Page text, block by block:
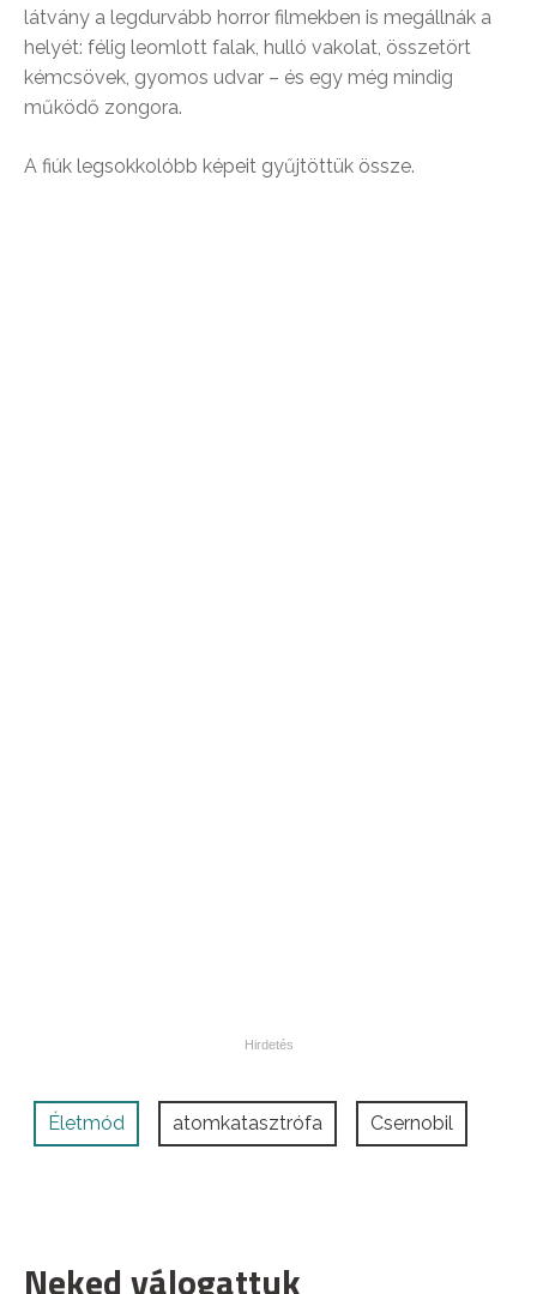
látvány a legdurvább horror filmekben is megállnák a
helyét: félig leomlott falak, hulló vakolat, összetört
kémcsövek, gyomos udvar – és egy még mindig
működő zongora.
A fiúk legsokkolóbb képeit gyűjtöttük össze.
Életmód atomkatasztrófa Csernobil
Neked válogattuk